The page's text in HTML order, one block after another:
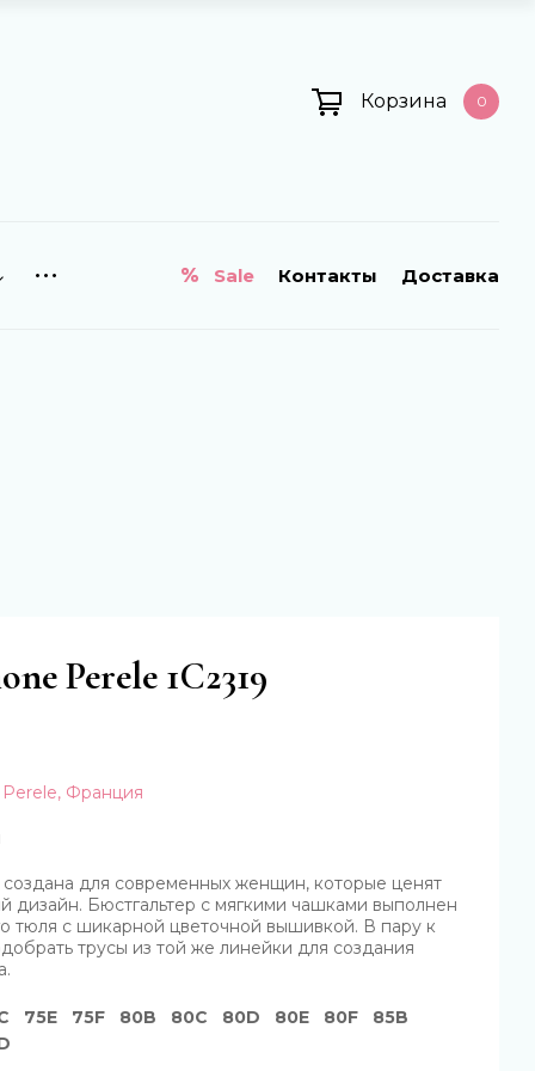
Корзина 0
Sale Контакты Доставка
Perele 1C2319
Франция
для современных женщин, которые ценят
дизайн. Бюстгальтер с мягкими чашками выполнен
тюля с шикарной цветочной вышивкой. В пару к
трусы из той же линейки для создания
75E 75F 80B 80C 80D 80E 80F
85B